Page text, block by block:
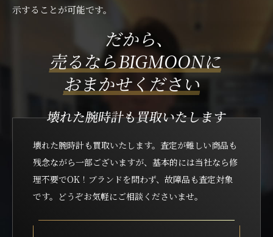
示することが可能です。
だから、
売るならBIGMOONに
おまかせください
壊れた腕時計も買取いたします
壊れた腕時計も買取いたします。査定が難しい商品も
残念ながら一部ございますが、 基本的には当社なら修
理不要でOK！ブランドを問わず、故障品も査定対象
です。どうぞお気軽にご相談くださいませ。